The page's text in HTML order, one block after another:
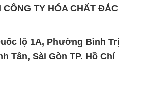
TY HÓA CHẤT ĐẮC
lộ 1A, Phường Bình Trị
Tân, Sài Gòn TP. Hồ Chí